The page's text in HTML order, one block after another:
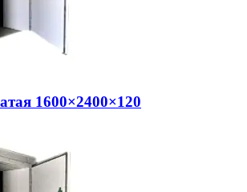
1600×2400×120